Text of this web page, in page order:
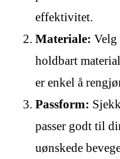
effektivitet.
Materiale: Velg
holdbart
er enkel å
Passform:
passer godt til
uønskede